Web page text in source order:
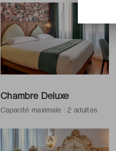
Chambre Deluxe
Capacité maximale : 2 adultes